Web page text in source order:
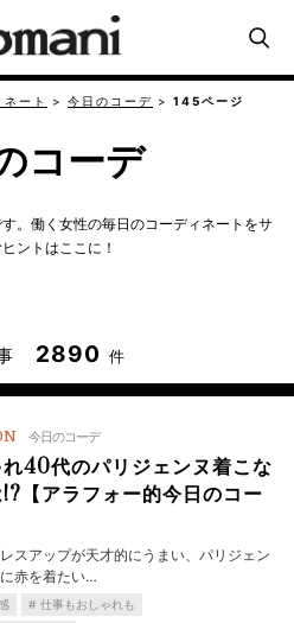
ート 今日のコーデ 145ページ
コーデ
。働く女性の毎日のコーディネートをサ
ントはここに！
2890 件
今日のコーデ
40代のパリジェンヌ着こな
!?【アラフォー的今日のコー
スアップが天才的にうまい、パリジェン
赤を着たい…
仕事もおしゃれも